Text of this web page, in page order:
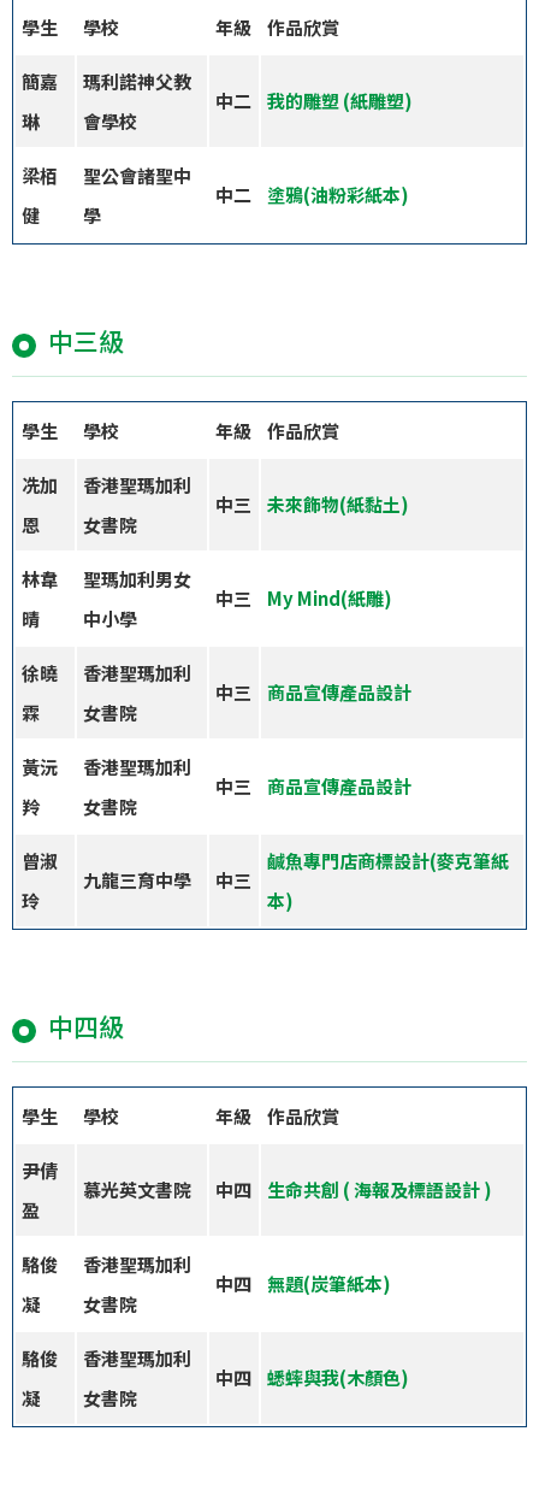
學生 學校 年級 作品欣賞
簡嘉
琳
瑪利諾神父教
會學校
中二 我的雕塑(紙雕塑)
梁栢
健
聖公會諸聖中
學
中二 塗鴉(油粉彩紙本)
中三級
學生 學校 年級 作品欣賞
冼加
恩
香港聖瑪加利
女書院
中三 未來飾物(紙黏土)
林韋
晴
聖瑪加利男女
中小學
中三 My Mind(紙雕)
徐曉
霖
香港聖瑪加利
女書院
中三 商品宣傳產品設計
黃沅
羚
香港聖瑪加利
女書院
中三 商品宣傳產品設計
曾淑
玲
九龍三育中學 中三
鹹魚專門店商標設計(麥克筆紙
本)
中四級
學生 學校 年級 作品欣賞
尹倩
盈
慕光英文書院 中四 生命共創 ( 海報及標語設計 )
駱俊
凝
香港聖瑪加利
女書院
中四 無題(炭筆紙本)
駱俊
凝
香港聖瑪加利
女書院
中四 蟋蟀與我(木顏色)